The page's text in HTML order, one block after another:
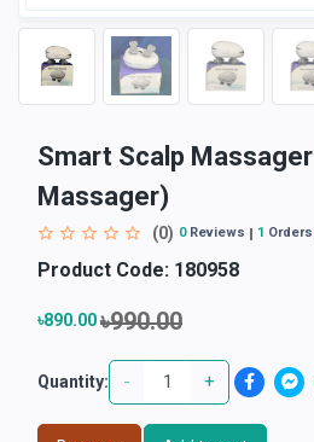
Smart Scalp
Massager)
(0) 0Reviews 1 Orders
Product Code: 180958
৳890.00৳990.00
Quantity: - +